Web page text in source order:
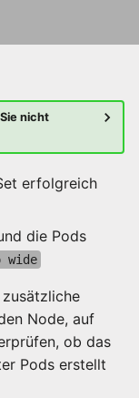
nicht
erfolgreich
die Pods
Node, auf
ob das
Pods erstellt